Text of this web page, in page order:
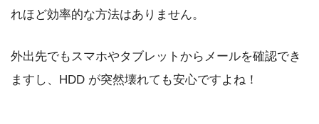
れほど効率的な方法はありません。
外出先でもスマホやタブレットからメールを確認でき
ますし、HDD が突然壊れても安心ですよね！